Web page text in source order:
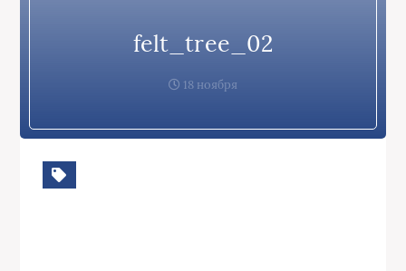
felt_tree_02
18 ноября